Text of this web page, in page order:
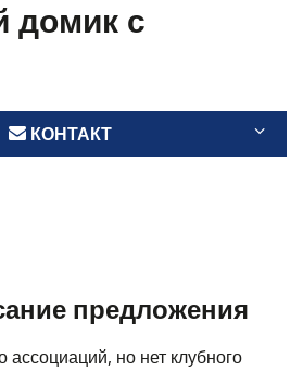
домик с
КОНТАКТ
предложения
ассоциаций, но нет клубного